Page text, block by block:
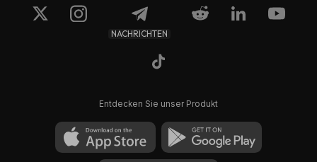
NACHRICHTEN
Entdecken Sie unser Produkt